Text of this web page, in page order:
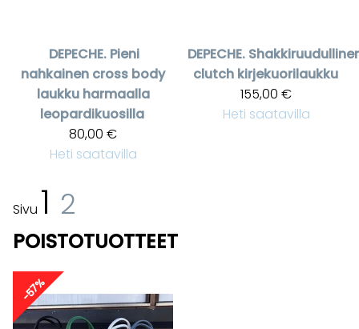
DEPECHE. Pieni
nahkainen cross body
laukku harmaalla
leopardikuosilla
80,00 €
Heti saatavilla
DEPECHE.
clutch kirjekuorilaukku
155,00 €
Heti saatavilla
Sivu 1 2
POISTOTUOTTEET
-57%